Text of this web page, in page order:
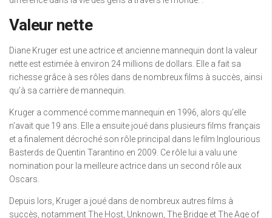
Valeur nette
Diane Kruger est une actrice et ancienne mannequin dont la valeur
nette est estimée à environ 24 millions de dollars. Elle a fait sa
richesse grâce à ses rôles dans de nombreux films à succès, ainsi
qu’à sa carrière de mannequin.
Kruger a commencé comme mannequin en 1996, alors qu’elle
n’avait que 19 ans. Elle a ensuite joué dans plusieurs films français
et a finalement décroché son rôle principal dans le film Inglourious
Basterds de Quentin Tarantino en 2009. Ce rôle lui a valu une
nomination pour la meilleure actrice dans un second rôle aux
Oscars.
Depuis lors, Kruger a joué dans de nombreux autres films à
succès, notamment The Host, Unknown, The Bridge et The Age of